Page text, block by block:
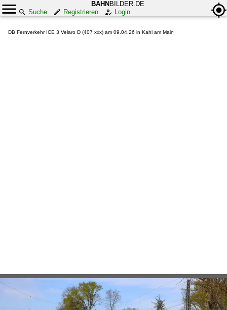
BAHN BILDER.DE
Suche
Registrieren Login
DB Fernverkehr ICE 3 Velaro D (407 xxx) am 09.04.26 in Kahl am Main